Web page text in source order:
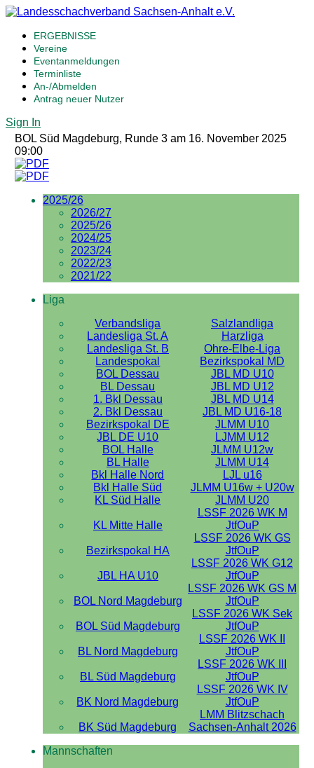
ERGEBNISSE
Vereine
Eventanmeldungen
Terminliste
An-/Abmelden
Antrag neuer Nutzer
Sign In
BOL Süd Magdeburg, Runde 3 am 16. November 2025
09:00
2025/26
2026/27
2025/26
2024/25
2023/24
2022/23
2021/22
Liga
Verbandsliga
Salzlandliga
Landesliga St. A
Harzliga
Landesliga St. B
Ohre-Elbe-Liga
Landespokal
Bezirkspokal MD
BOL Dessau
JBL MD U10
BL Dessau
JBL MD U12
1. Bkl Dessau
JBL MD U14
2. Bkl Dessau
JBL MD U16-18
Bezirkspokal DE
JLMM U10
JBL DE U10
LJMM U12
BOL Halle
JLMM U12w
BL Halle
JLMM U14
Bkl Halle Nord
LJL u16
Bkl Halle Süd
JLMM U16w + U20w
KL Süd Halle
JLMM U20
KL Mitte Halle
LSSF 2026 WK M
JtfOuP
Bezirkspokal HA
LSSF 2026 WK GS
JtfOuP
JBL HA U10
LSSF 2026 WK G12
JtfOuP
BOL Nord Magdeburg
LSSF 2026 WK GS M
JtfOuP
BOL Süd Magdeburg
LSSF 2026 WK Sek
JtfOuP
BL Nord Magdeburg
LSSF 2026 WK II
JtfOuP
BL Süd Magdeburg
LSSF 2026 WK III
JtfOuP
BK Nord Magdeburg
LSSF 2026 WK IV
JtfOuP
BK Süd Magdeburg
LMM Blitzschach
Sachsen-Anhalt 2026
Mannschaften